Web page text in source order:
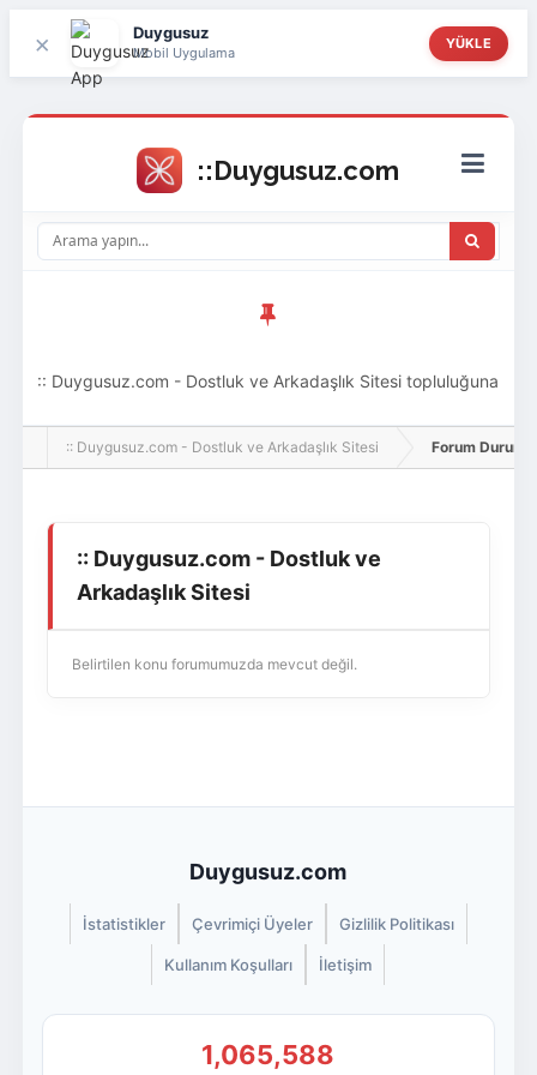
× Duygusuz
Mobil Uygulama
YÜKLE
Giriş Yap Üye Ol
:: Duygusuz.com - Dostluk ve Arkadaşlık Sitesi topluluğuna
hoş geldin ziyaretçi! Aramıza katılmak istersen kayıt
:: Duygusuz.com - Dostluk ve Arkadaşlık Sitesi Forum Durumu
:: Duygusuz.com - Dostluk ve
Arkadaşlık Sitesi
Belirtilen konu forumumuzda mevcut değil.
Duygusuz.com
İstatistikler Çevrimiçi Üyeler Gizlilik Politikası
Kullanım Koşulları İletişim
1,065,588